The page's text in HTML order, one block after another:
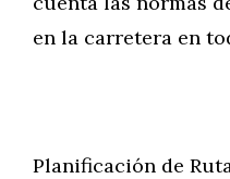
en la carretera en
Planificación de